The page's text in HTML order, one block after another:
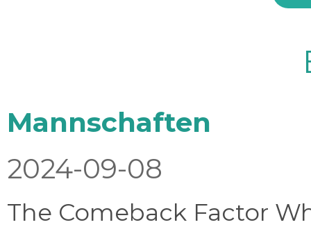
Mannschaften
2024-09-08
The Comeback Factor